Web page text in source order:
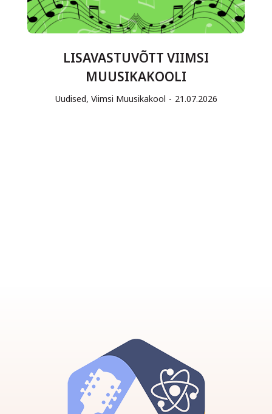
LISAVASTUVÕTT VIIMSI
MUUSIKAKOOLI
Uudised, Viimsi Muusikakool 21.07.2026